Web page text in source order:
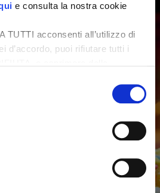
e consulta la nostra cookie
TUTTI acconsenti all’utilizzo di
d’accordo, puoi rifiutare tutti i
ACCETTA SELEZIONATI.